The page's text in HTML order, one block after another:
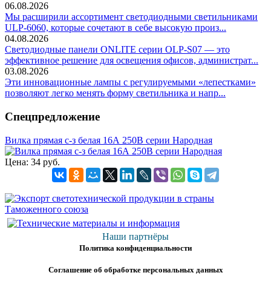
06.08.2026
Мы расширили ассортимент светодиодными светильниками
ULP-6060, которые сочетают в себе высокую произ...
04.08.2026
Светодиодные панели ONLITE серии OLP-S07 — это
эффективное решение для освещения офисов, администрат...
03.08.2026
Эти инновационные лампы с регулируемыми «лепестками»
позволяют легко менять форму светильника и напр...
Спецпредложение
Вилка прямая с-з белая 16А 250В серии Народная
Цена: 34 руб.
Наши партнёры
Политика конфиденциальности
Соглашение об обработке персональных данных